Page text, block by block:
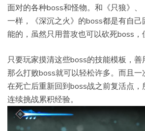
面对的各种boss和怪物。和《只狼》
一样，《深沉之火》的boss都是有自
能的，虽然只用普攻也可以砍死boss，
只要玩家摸清这些boss的技能模板，善
那么打败boss就可以轻松许多。而且一
在死亡后重新回到boss战之前复活点，
连续挑战累积经验。